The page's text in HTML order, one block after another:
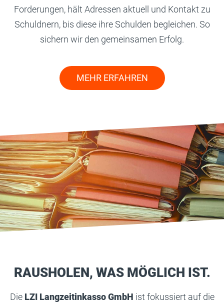
Forderungen, hält Adressen aktuell und Kontakt zu
Schuldnern, bis diese ihre Schulden begleichen. So
sichern wir den gemeinsamen Erfolg.
MEHR ERFAHREN
RAUSHOLEN, WAS MÖGLICH IST.
DieLZI Langzeitinkasso GmbH ist fokussiert auf die